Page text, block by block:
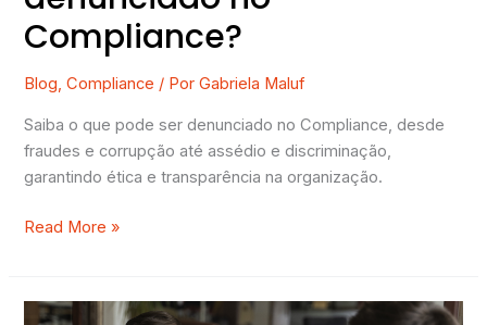
Compliance?
Blog,Compliance / PorGabriela Maluf
Saiba o que pode ser denunciado no Compliance, desde
fraudes e corrupção até assédio e discriminação,
garantindo ética e transparência na organização.
Read More »
[Guia